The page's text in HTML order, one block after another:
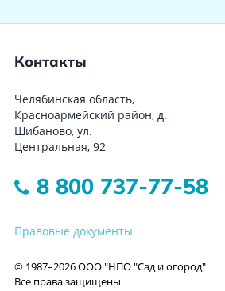
Контакты
Челябинская область,
Красноармейский район, д.
Шибаново, ул.
Центральная, 92
8 800 737-77-58
Правовые документы
© 1987–2026 ООО "НПО "Сад и огород"
Все права защищены